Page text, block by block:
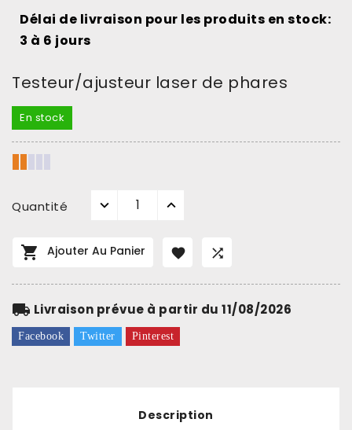
Délai de livraison pour les produits en stock:
3 à 6 jours
Testeur/ajusteur laser de phares
En stock
Quantité
 Ajouter Au Panier  
local_shipping Livraison prévue à partir du 11/08/2026
Facebook Twitter Pinterest
Description